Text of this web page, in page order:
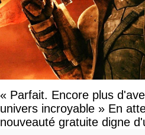
« Parfait. Encore plus
univers incroyable » En
nouveauté gratuite digne